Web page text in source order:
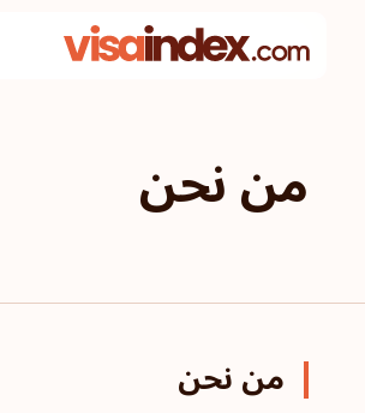
من نحن
من نحن